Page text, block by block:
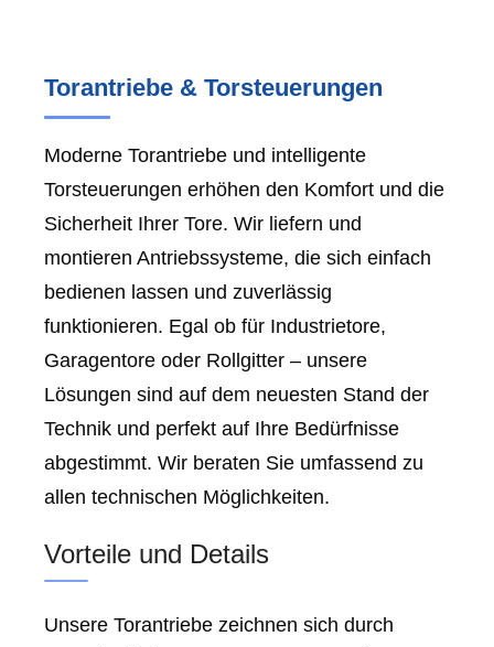
Torantriebe & Torsteuerungen
Moderne Torantriebe und intelligente
Torsteuerungen erhöhen den Komfort und die
Sicherheit Ihrer Tore. Wir liefern und
montieren Antriebssysteme, die sich einfach
bedienen lassen und zuverlässig
funktionieren. Egal ob für Industrietore,
Garagentore oder Rollgitter – unsere
Lösungen sind auf dem neuesten Stand der
Technik und perfekt auf Ihre Bedürfnisse
abgestimmt. Wir beraten Sie umfassend zu
allen technischen Möglichkeiten.
Vorteile und Details
Unsere Torantriebe zeichnen sich durch